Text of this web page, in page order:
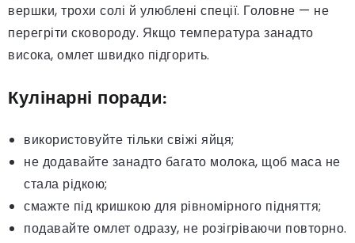
вершки, трохи солі й улюблені спеції. Головне — не
перегріти сковороду. Якщо температура занадто
висока, омлет швидко підгорить.
Кулінарні поради:
використовуйте тільки свіжі яйця;
не додавайте занадто багато молока, щоб маса не
стала рідкою;
смажте під кришкою для рівномірного підняття;
подавайте омлет одразу, не розігріваючи повторно.